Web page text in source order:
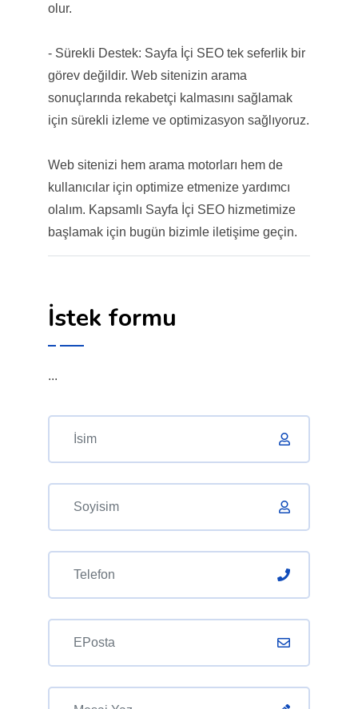
olur.
- Sürekli Destek: Sayfa İçi SEO tek seferlik bir
görev değildir. Web sitenizin arama
sonuçlarında rekabetçi kalmasını sağlamak
için sürekli izleme ve optimizasyon sağlıyoruz.
Web sitenizi hem arama motorları hem de
kullanıcılar için optimize etmenize yardımcı
olalım. Kapsamlı Sayfa İçi SEO hizmetimize
başlamak için bugün bizimle iletişime geçin.
İstek formu
...